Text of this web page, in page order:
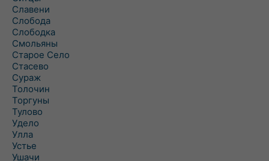
Славени
Слобода
Слободка
Смольяны
Старое Село
Стасево
Сураж
Толочин
Торгуны
Тулово
Удело
Улла
Устье
Ушачи